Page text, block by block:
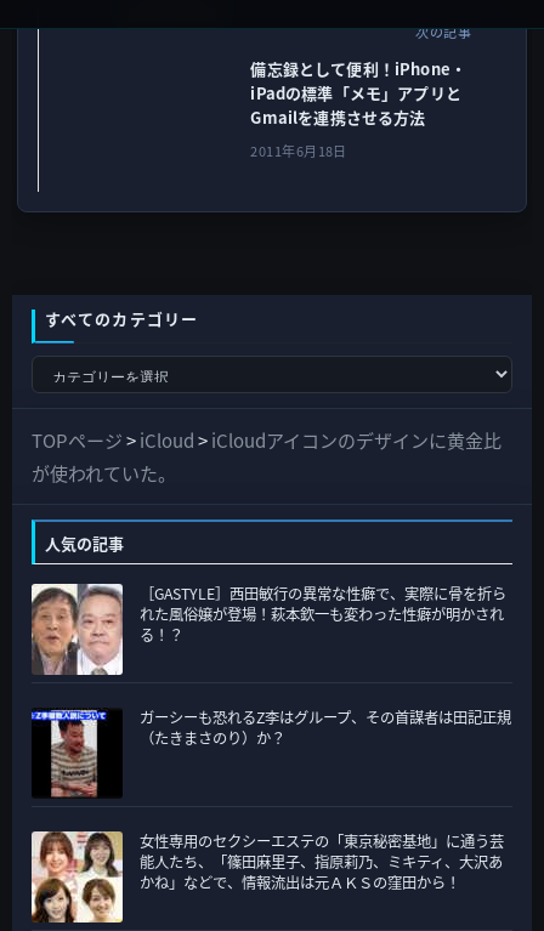
次の記事
備忘録として便利！iPhone・
iPadの標準「メモ」アプリと
Gmailを連携させる方法
2011年6月18日
すべてのカテゴリー
て
の
ゴ
リ
ー
TOPページ>iCloud>iCloudアイコンのデザインに黄金比
が使われていた。
人気の記事
［GASTYLE］西田敏行の異常な性癖で、実際に骨を折ら
れた風俗嬢が登場！萩本欽一も変わった性癖が明かされ
る！？
ガーシーも恐れるZ李はグループ、その首謀者は田記正規
（たきまさのり）か？
女性専用のセクシーエステの「東京秘密基地」に通う芸
能人たち、「篠田麻里子、指原莉乃、ミキティ、大沢あ
かね」などで、情報流出は元ＡＫＳの窪田から！